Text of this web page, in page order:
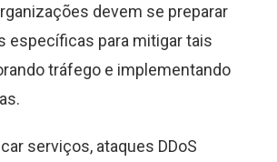
devem se preparar
específicas para mitigar tais
tráfego e implementando
serviços, ataques DDoS